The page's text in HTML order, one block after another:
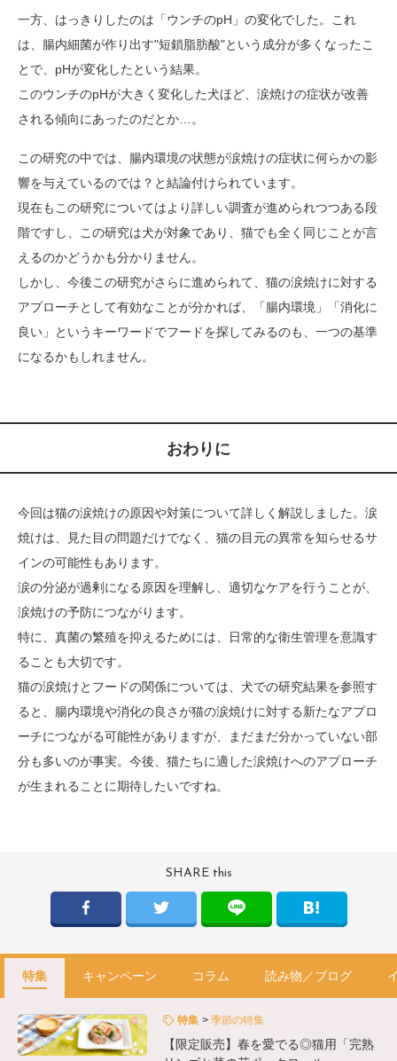
一方、はっきりしたのは「ウンチのpH」の変化でした。これ
は、腸内細菌が作り出す"短鎖脂肪酸"という成分が多くなったこ
とで、pHが変化したという結果。
このウンチのpHが大きく変化した犬ほど、涙焼けの症状が改善
される傾向にあったのだとか…。
この研究の中では、腸内環境の状態が涙焼けの症状に何らかの影
響を与えているのでは？と結論付けられています。
現在もこの研究についてはより詳しい調査が進められつつある段
階ですし、この研究は犬が対象であり、猫でも全く同じことが言
えるのかどうかも分かりません。
しかし、今後この研究がさらに進められて、猫の涙焼けに対する
アプローチとして有効なことが分かれば、「腸内環境」「消化に
良い」というキーワードでフードを探してみるのも、一つの基準
になるかもしれません。
おわりに
今回は猫の涙焼けの原因や対策について詳しく解説しました。涙
焼けは、見た目の問題だけでなく、猫の目元の異常を知らせるサ
インの可能性もあります。
涙の分泌が過剰になる原因を理解し、適切なケアを行うことが、
涙焼けの予防につながります。
特に、真菌の繁殖を抑えるためには、日常的な衛生管理を意識す
ることも大切です。
猫の涙焼けとフードの関係については、犬での研究結果を参照す
ると、腸内環境や消化の良さが猫の涙焼けに対する新たなアプロ
ーチにつながる可能性がありますが、まだまだ分かっていない部
分も多いのが事実。今後、猫たちに適した涙焼けへのアプローチ
が生まれることに期待したいですね。
SHARE this
特集 キャンペーン コラム 読み物／ブログ
特集 季節の特集
【限定販売】春を愛でる◎猫用「完熟